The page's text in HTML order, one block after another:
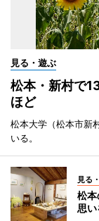
見る・遊ぶ
松本・新村で
ほど
松本大学（松本市新
いる。
見る
松
思